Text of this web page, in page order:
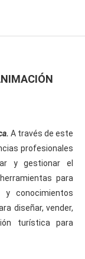
A través de este
profesionales
y gestionar el
para
conocimientos
diseñar, vender,
turística para